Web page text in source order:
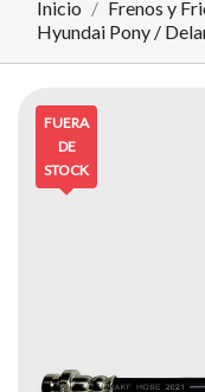
Inicio Frenos y
Hyundai Pony /
FUERA
DE
STOCK